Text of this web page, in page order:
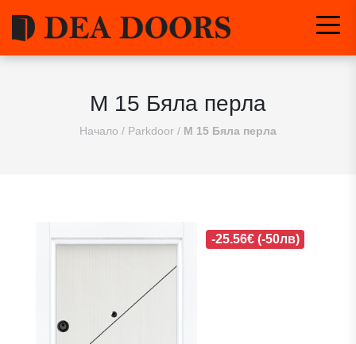
М 15 Бяла перла
Начало / Parkdoor / М 15 Бяла перла
-25.56€ (-50лв)